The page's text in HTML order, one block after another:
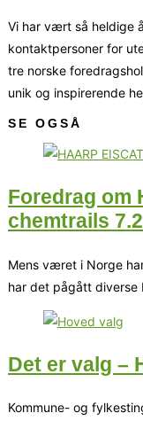
Vi har vært så heldige
kontaktpersoner for
tre norske
unik og inspirerende
SE OGSÅ
Foredrag om
chemtrails
Mens været i Norge
har det pågått diverse
Det er valg –
Kommune- og